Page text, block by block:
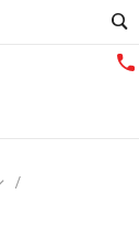
/